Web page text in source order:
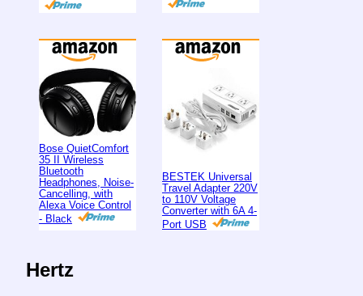
Bose QuietComfort
35 II Wireless
Bluetooth
Headphones, Noise-
Cancelling, with
Alexa Voice Control
- Black
BESTEK Universal
Travel Adapter 220V
to 110V Voltage
Converter with 6A 4-
Port USB
Hertz